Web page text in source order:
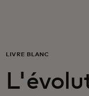
Pour les
Actualités et
LIVRE BLANC